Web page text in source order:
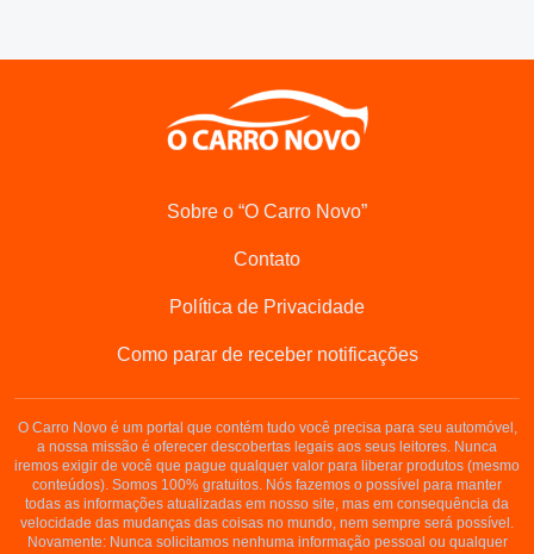
Sobre o “O Carro Novo”
Contato
Política de Privacidade
Como parar de receber notificações
O Carro Novo é um portal que contém tudo você precisa para seu automóvel,
a nossa missão é oferecer descobertas legais aos seus leitores. Nunca
iremos exigir de você que pague qualquer valor para liberar produtos (mesmo
conteúdos). Somos 100% gratuitos. Nós fazemos o possível para manter
todas as informações atualizadas em nosso site, mas em consequência da
velocidade das mudanças das coisas no mundo, nem sempre será possível.
Novamente: Nunca solicitamos nenhuma informação pessoal ou qualquer